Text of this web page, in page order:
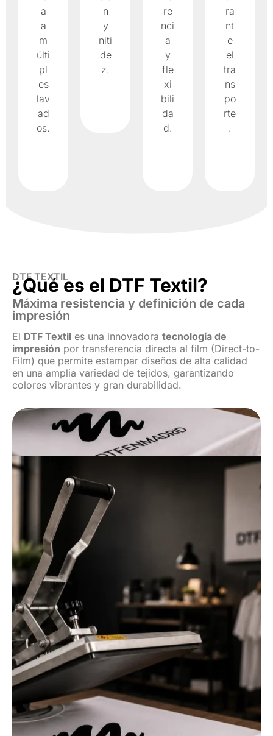
a
a
m
últi
pl
es
lav
ad
os.
n
y
niti
de
z.
re
nci
a
y
fle
xi
bili
da
d.
ra
nt
e
el
tra
ns
po
rte
.
DTF TEXTIL
¿Qué es el DTF Textil?
Máxima resistencia y definición de cada
impresión
El DTF Textil es una innovadora tecnología de
impresión por transferencia directa al film (Direct-to-
Film) que permite estampar diseños de alta calidad
en una amplia variedad de tejidos, garantizando
colores vibrantes y gran durabilidad.